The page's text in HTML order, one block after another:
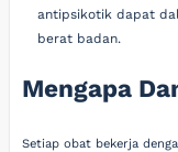
antipsikotik dapat
berat badan.
Mengapa
Setiap obat bekerja